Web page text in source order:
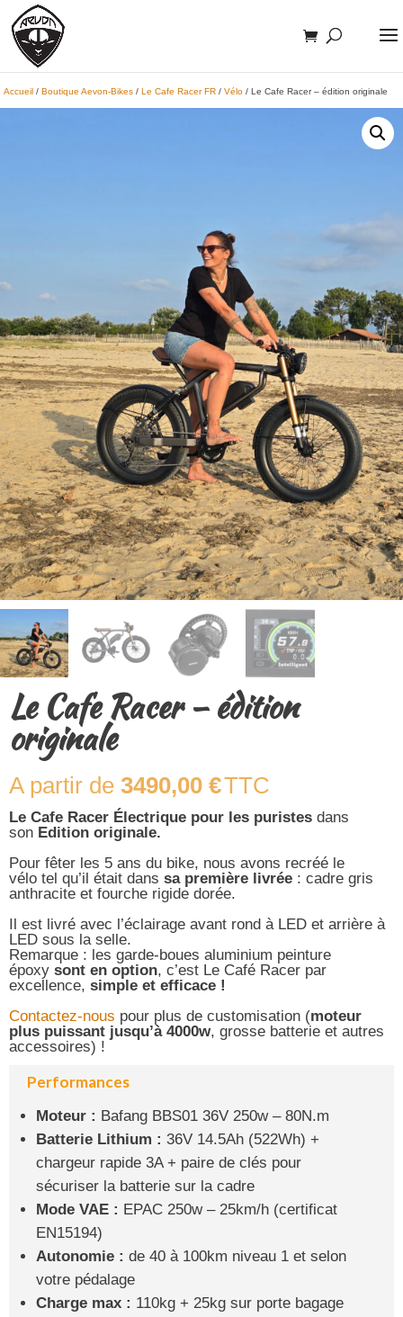
Accueil /Boutique Aevon-Bikes /Le Cafe Racer FR /Vélo / Le Cafe Racer – édition originale
Le Cafe Racer – édition
originale
3490,00 €TTC
Le Cafe Racer Électrique pour les puristes dans
son Edition originale.
Pour fêter les 5 ans du bike, nous avons recréé le
vélo tel qu’il était dans sa première livrée : cadre gris
anthracite et fourche rigide dorée.
Il est livré avec l’éclairage avant rond à LED et arrière à
LED sous la selle.
Remarque : les garde-boues aluminium peinture
époxy sont en option, c’est Le Café Racer par
excellence, simple et efficace !
Contactez-nous pour plus de customisation (moteur
plus puissant jusqu’à 4000w, grosse batterie et autres
accessoires) !
Performances
Moteur : Bafang BBS01 36V 250w – 80N.m
Batterie Lithium : 36V 14.5Ah (522Wh) +
chargeur rapide 3A + paire de clés pour
sécuriser la batterie sur la cadre
Mode VAE : EPAC 250w – 25km/h (certificat
EN15194)
Autonomie : de 40 à 100km niveau 1 et selon
votre pédalage
Charge max : 110kg + 25kg sur porte bagage